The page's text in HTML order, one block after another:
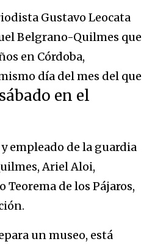
Gustavo Leocata
Belgrano-Quilmes que
en Córdoba,
día del mes del que
en el
empleado de la guardia
Ariel Aloi,
Teorema de los Pájaros,
un museo, está